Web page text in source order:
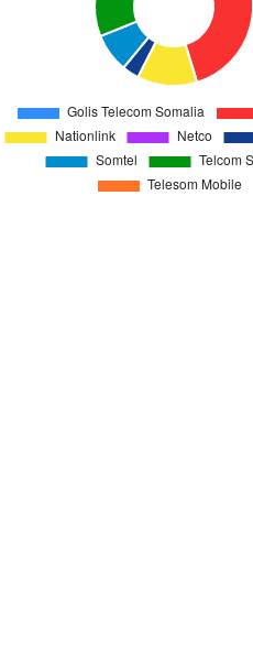
Верифікуйте користувачів ефективно
мультиканальність за допомогою
Перевіряйте номери для точної
повідомлень.
Flash Call
Економічна автентифікація